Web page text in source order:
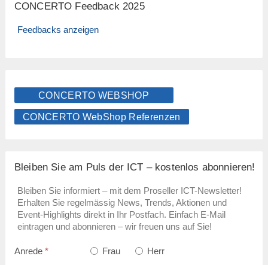
CONCERTO Feedback 2025
Feedbacks anzeigen
CONCERTO WEBSHOP
CONCERTO WebShop Referenzen
Bleiben Sie am Puls der ICT – kostenlos abonnieren!
Bleiben Sie informiert – mit dem Proseller ICT-Newsletter!
Erhalten Sie regelmässig News, Trends, Aktionen und
Event-Highlights direkt in Ihr Postfach. Einfach E-Mail
eintragen und abonnieren – wir freuen uns auf Sie!
Anrede * Frau Herr